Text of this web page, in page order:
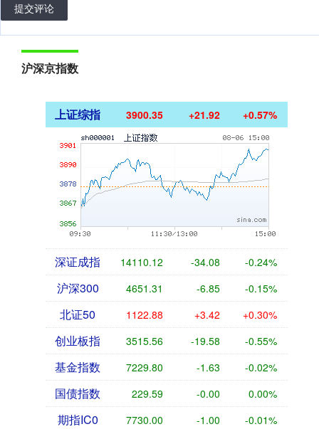
提交评论
沪深京指数
上证综指 3900.35 +21.92 +0.57%
深证成指 14110.12 -34.08 -0.24%
沪深300 4651.31 -6.85 -0.15%
北证50 1122.88 +3.42 +0.30%
创业板指 3515.56 -19.58 -0.55%
基金指数 7229.80 -1.63 -0.02%
国债指数 229.59 -0.00 0.00%
期指IC0 7730.00 -1.00 -0.01%